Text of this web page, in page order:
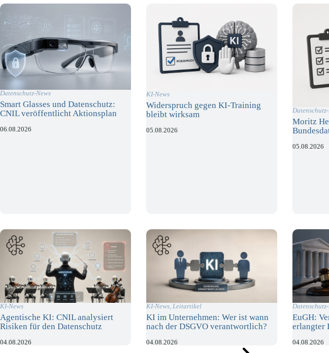
Datenschutz-News
Smart Glasses und Datenschutz:
CNIL veröffentlicht Aktionsplan
06.08.2026
KI-News
Widerspruch gegen KI-Training
bleibt wirksam
05.08.2026
Moritz
05.08.2026
KI-News
Agentische KI: CNIL analysiert
Risiken für den Datenschutz
04.08.2026
KI-News Leitartikel
KI im Unternehmen: Wer ist wann
nach der DSGVO verantwortlich?
04.08.2026
EuGH:
erlangter
04.08.2026